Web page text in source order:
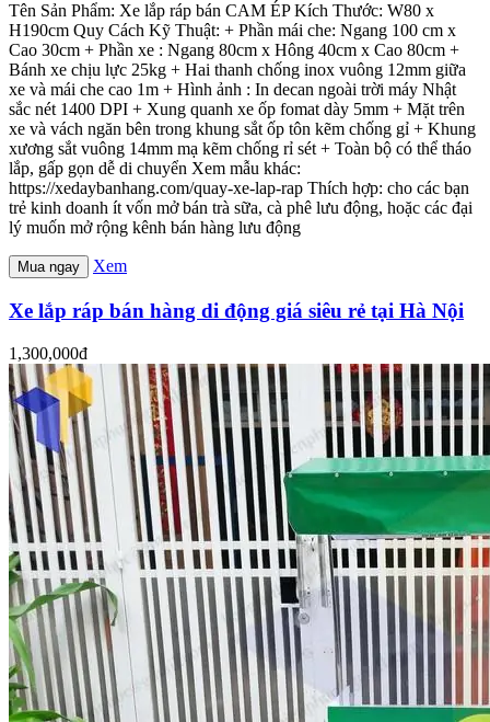
Tên Sản Phẩm: Xe lắp ráp bán CAM ÉP Kích Thước: W80 x
H190cm Quy Cách Kỹ Thuật: + Phần mái che: Ngang 100 cm x
Cao 30cm + Phần xe : Ngang 80cm x Hông 40cm x Cao 80cm +
Bánh xe chịu lực 25kg + Hai thanh chống inox vuông 12mm giữa
xe và mái che cao 1m + Hình ảnh : In decan ngoài trời máy Nhật
sắc nét 1400 DPI + Xung quanh xe ốp fomat dày 5mm + Mặt trên
xe và vách ngăn bên trong khung sắt ốp tôn kẽm chống gỉ + Khung
xương sắt vuông 14mm mạ kẽm chống rỉ sét + Toàn bộ có thể tháo
lắp, gấp gọn dễ di chuyển Xem mẫu khác:
https://xedaybanhang.com/quay-xe-lap-rap Thích hợp: cho các bạn
trẻ kinh doanh ít vốn mở bán trà sữa, cà phê lưu động, hoặc các đại
lý muốn mở rộng kênh bán hàng lưu động
Mua ngay Xem
Xe lắp ráp bán hàng di động giá siêu rẻ tại Hà Nội
1,300,000đ